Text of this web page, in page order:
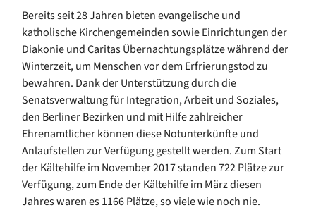
Bereits seit 28 Jahren bieten evangelische und
katholische Kirchengemeinden sowie Einrichtungen der
Diakonie und Caritas Übernachtungsplätze während der
Winterzeit, um Menschen vor dem Erfrierungstod zu
bewahren. Dank der Unterstützung durch die
Senatsverwaltung für Integration, Arbeit und Soziales,
den Berliner Bezirken und mit Hilfe zahlreicher
Ehrenamtlicher können diese Notunterkünfte und
Anlaufstellen zur Verfügung gestellt werden. Zum Start
der Kältehilfe im November 2017 standen 722 Plätze zur
Verfügung, zum Ende der Kältehilfe im März diesen
Jahres waren es 1166 Plätze, so viele wie noch nie.